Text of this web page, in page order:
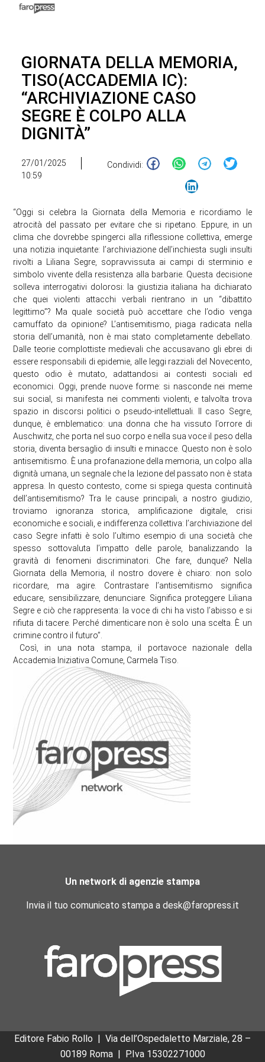
GIORNATA DELLA MEMORIA,
TISO(ACCADEMIA IC):
“ARCHIVIAZIONE CASO
SEGRE È COLPO ALLA
DIGNITÀ”
27/01/2025
10:59
Condividi:
“Oggi si celebra la Giornata della Memoria e ricordiamo le
atrocità del passato per evitare che si ripetano. Eppure, in un
clima che dovrebbe spingerci alla riflessione collettiva, emerge
una notizia inquietante: l’archiviazione dell’inchiesta sugli insulti
rivolti a Liliana Segre, sopravvissuta ai campi di sterminio e
simbolo vivente della resistenza alla barbarie. Questa decisione
solleva interrogativi dolorosi: la giustizia italiana ha dichiarato
che quei violenti attacchi verbali rientrano in un “dibattito
legittimo”? Ma quale società può accettare che l’odio venga
camuffato da opinione? L’antisemitismo, piaga radicata nella
storia dell’umanità, non è mai stato completamente debellato.
Dalle teorie complottiste medievali che accusavano gli ebrei di
essere responsabili di epidemie, alle leggi razziali del Novecento,
questo odio è mutato, adattandosi ai contesti sociali ed
economici. Oggi, prende nuove forme: si nasconde nei meme
sui social, si manifesta nei commenti violenti, e talvolta trova
spazio in discorsi politici o pseudo-intellettuali. Il caso Segre,
dunque, è emblematico: una donna che ha vissuto l’orrore di
Auschwitz, che porta nel suo corpo e nella sua voce il peso della
storia, diventa bersaglio di insulti e minacce. Questo non è solo
antisemitismo. È una profanazione della memoria, un colpo alla
dignità umana, un segnale che la lezione del passato non è stata
appresa. In questo contesto, come si spiega questa continuità
dell’antisemitismo? Tra le cause principali, a nostro giudizio,
troviamo ignoranza storica, amplificazione digitale, crisi
economiche e sociali, e indifferenza collettiva: l’archiviazione del
caso Segre infatti è solo l’ultimo esempio di una società che
spesso sottovaluta l’impatto delle parole, banalizzando la
gravità di fenomeni discriminatori. Che fare, dunque? Nella
Giornata della Memoria, il nostro dovere è chiaro: non solo
ricordare, ma agire. Contrastare l’antisemitismo significa
educare, sensibilizzare, denunciare. Significa proteggere Liliana
Segre e ciò che rappresenta: la voce di chi ha visto l’abisso e si
rifiuta di tacere. Perché dimenticare non è solo una scelta. È un
crimine contro il futuro”.
Così, in una nota stampa, il portavoce nazionale della
Accademia Iniziativa Comune, Carmela Tiso.
Un network di agenzie stampa
Invia il tuo comunicato stampa a desk@faropress.it
Editore Fabio Rollo | Via dell’Ospedaletto Marziale, 28 –
00189 Roma| P.Iva 15302271000